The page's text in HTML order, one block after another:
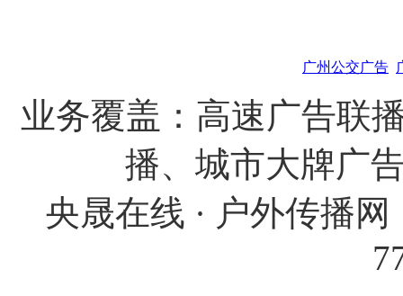
广州公交广告
业务覆盖：高速广告联
播、城市大牌广
央晟在线 · 户外传播